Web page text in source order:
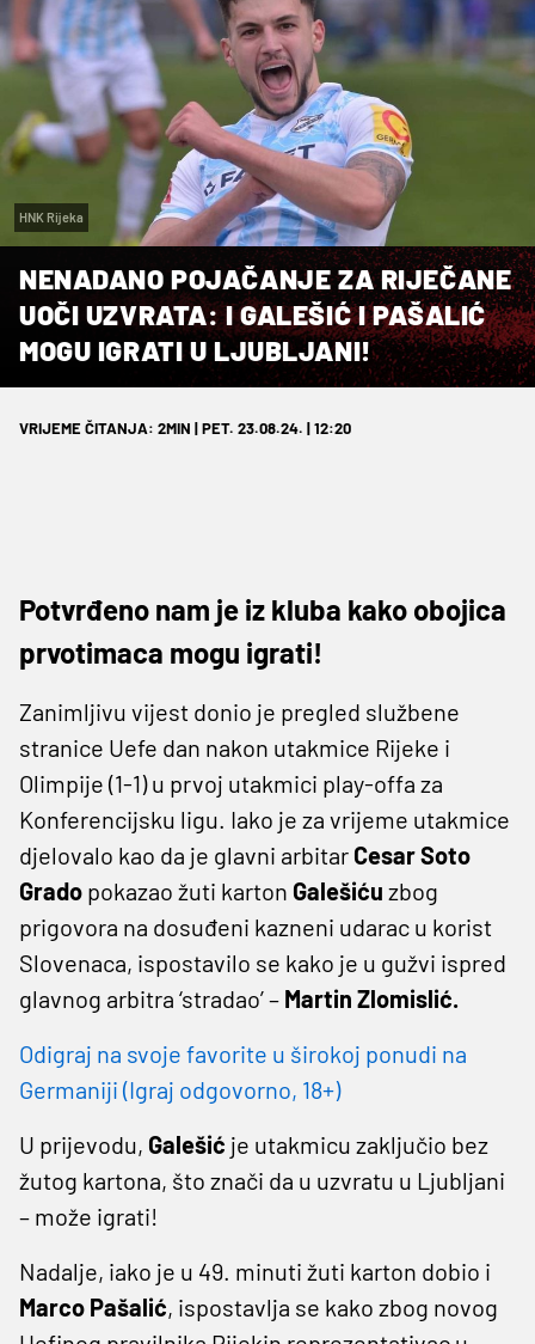
HNK Rijeka
NENADANO POJAČANJE ZA RIJEČANE
UOČI UZVRATA: I GALEŠIĆ I PAŠALIĆ
MOGU IGRATI U LJUBLJANI!
VRIJEME ČITANJA: 2MIN | PET. 23.08.24. | 12:20
Potvrđeno nam je iz kluba kako obojica
prvotimaca mogu igrati!
Zanimljivu vijest donio je pregled službene
stranice Uefe dan nakon utakmice Rijeke i
Olimpije (1-1) u prvoj utakmici play-offa za
Konferencijsku ligu. Iako je za vrijeme utakmice
djelovalo kao da je glavni arbitar Cesar Soto
Grado pokazao žuti karton Galešiću zbog
prigovora na dosuđeni kazneni udarac u korist
Slovenaca, ispostavilo se kako je u gužvi ispred
glavnog arbitra ‘stradao’ – Martin Zlomislić.
Odigraj na svoje favorite u širokoj ponudi na
Germaniji (Igraj odgovorno, 18+)
U prijevodu, Galešić je utakmicu zaključio bez
žutog kartona, što znači da u uzvratu u Ljubljani
– može igrati!
Nadalje, iako je u 49. minuti žuti karton dobio i
Marco Pašalić, ispostavlja se kako zbog novog